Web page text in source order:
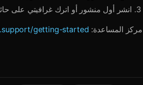
انشر أول منشور أو اترك غرافيتي على
مركز المساعدة: getting-started